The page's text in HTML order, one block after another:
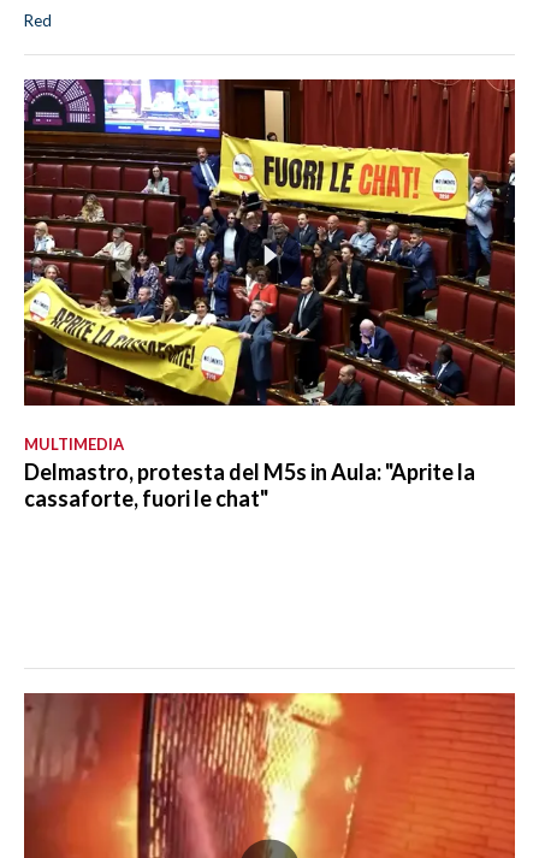
Red
MULTIMEDIA
Delmastro, protesta del M5s in Aula: "Aprite la
cassaforte, fuori le chat"